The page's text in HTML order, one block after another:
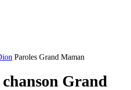
Paroles Grand Maman
Grand